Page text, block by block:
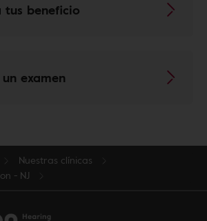
tus beneficio
examen
Nuestras clínicas
- NJ